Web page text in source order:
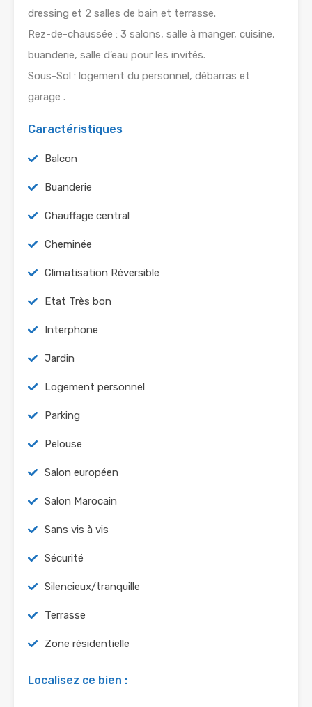
dressing et 2 salles de bain et terrasse.
Rez-de-chaussée : 3 salons, salle à manger, cuisine,
buanderie, salle d’eau pour les invités.
Sous-Sol : logement du personnel, débarras et
garage .
Caractéristiques
Balcon
Buanderie
Chauffage central
Cheminée
Climatisation Réversible
Etat Très bon
Interphone
Jardin
Logement personnel
Parking
Pelouse
Salon européen
Salon Marocain
Sans vis à vis
Sécurité
Silencieux/tranquille
Terrasse
Zone résidentielle
Localisez ce bien :